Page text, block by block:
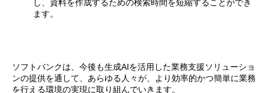
し、資料を作成するための検索時間を短縮することができ
ます。
ソフトバンクは、今後も生成AIを活用した業務支援ソリューショ
ンの提供を通して、あらゆる人々が、より効率的かつ簡単に業務
を行える環境の実現に取り組んでいきます。